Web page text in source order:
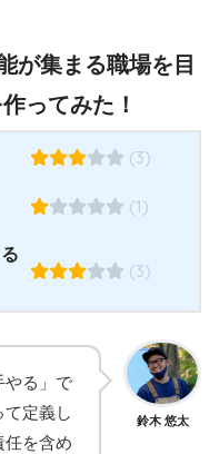
が集まる職場を目
ってみた！
(3)
(1)
(3)
鈴木 悠太
やる」で
定義し
任を含め